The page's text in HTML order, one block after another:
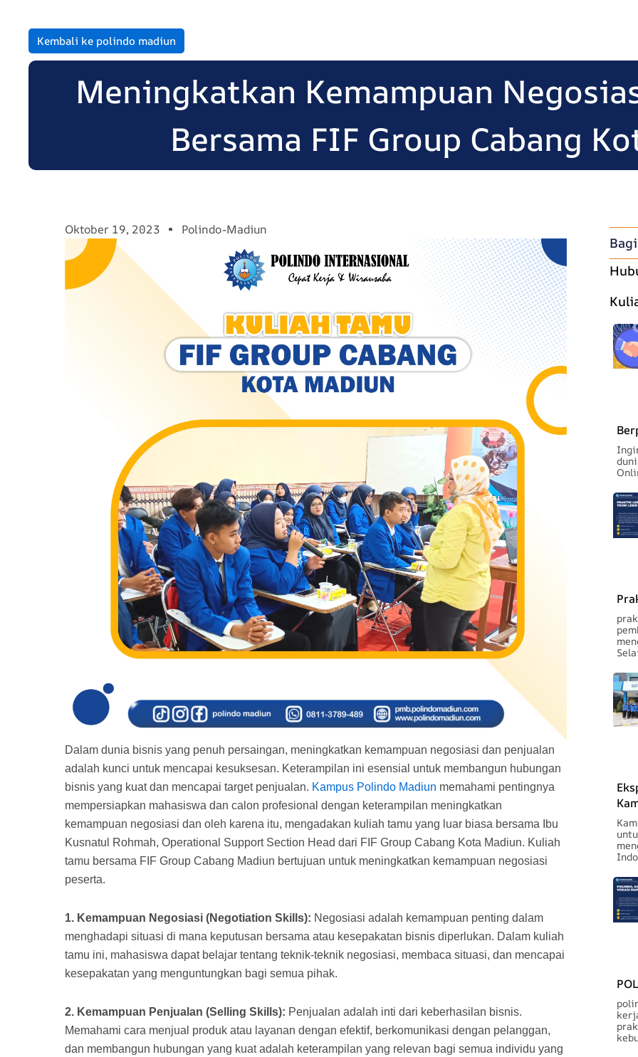
Kembali ke polindo madiun
Meningkatkan Kemampuan
Bersama FIF Group Cabang
Oktober 19, 2023 Polindo-Madiun
Dalam dunia bisnis yang penuh persaingan, meningkatkan kemampuan negosiasi dan penjualan
adalah kunci untuk mencapai kesuksesan. Keterampilan ini esensial untuk membangun hubungan
bisnis yang kuat dan mencapai target penjualan. Kampus Polindo Madiun memahami pentingnya
mempersiapkan mahasiswa dan calon profesional dengan keterampilan meningkatkan
kemampuan negosiasi dan oleh karena itu, mengadakan kuliah tamu yang luar biasa bersama Ibu
Kusnatul Rohmah, Operational Support Section Head dari FIF Group Cabang Kota Madiun. Kuliah
tamu bersama FIF Group Cabang Madiun bertujuan untuk meningkatkan kemampuan negosiasi
peserta.
1. Kemampuan Negosiasi (Negotiation Skills): Negosiasi adalah kemampuan penting dalam
menghadapi situasi di mana keputusan bersama atau kesepakatan bisnis diperlukan. Dalam kuliah
tamu ini, mahasiswa dapat belajar tentang teknik-teknik negosiasi, membaca situasi, dan mencapai
kesepakatan yang menguntungkan bagi semua pihak.
2. Kemampuan Penjualan (Selling Skills): Penjualan adalah inti dari keberhasilan bisnis.
Memahami cara menjual produk atau layanan dengan efektif, berkomunikasi dengan pelanggan,
dan membangun hubungan yang kuat adalah keterampilan yang relevan bagi semua individu yang